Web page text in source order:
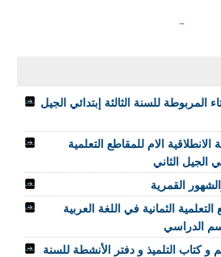
المربوطة للسنة الثالثة إبتدائي الجيل
الام للمقاطع التعلمية
الجيل الثاني
القمرية
الثمانية في اللغة العربية
الدراسي
و كتاب التلميذ و دفتر الأنشطة للسنة